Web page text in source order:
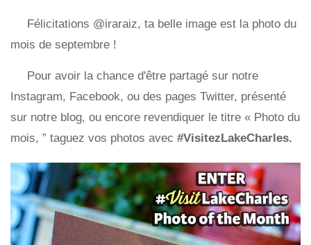
Félicitations @iraraiz, ta belle image est la photo du
mois de septembre !
Pour avoir la chance d'être partagé sur notre
Instagram, Facebook, ou des pages Twitter, présenté
sur notre blog, ou encore revendiquer le titre « Photo du
mois, ” taguez vos photos avec #VisitezLakeCharles.